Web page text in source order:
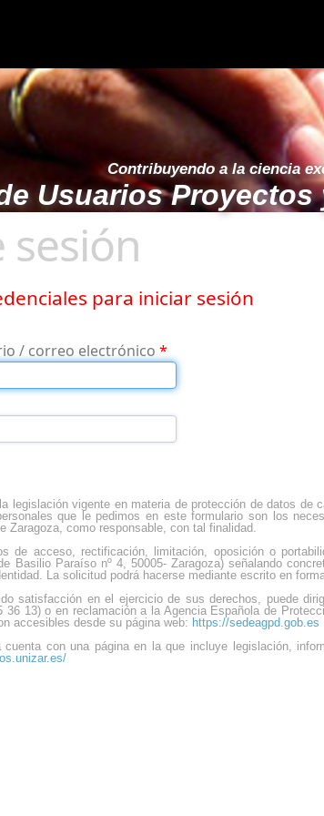
Contribuyendo a la ciencia
Usuarios
para iniciar sesión
/ correo electrónico *
legislación vigente en materia de protección de datos de
que le pedimos en este formulario son los
Zaragoza, como responsable, con tal finalidad.
de acceso, rectificación, limitación, oposición o
Basilio Paraíso nº 4, 50005- Zaragoza) señalando
La solicitud podrá hacerse mediante escrito en
satisfacción en el ejercicio de sus derechos, puede
36 13) o en reclamación a la Agencia Española de
accesibles desde su página web: https://sedeagpd.gob.es
cuenta con una página en la que incluye legislación,